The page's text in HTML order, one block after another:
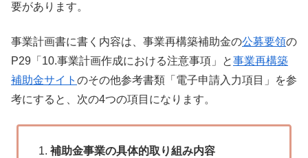
要があります。
事業計画書に書く内容は、事業再構築補助金の公募要領の
P29「10.事業計画作成における注意事項」と事業再構築
補助金サイト のその他参考書類「電子申請入力項目」を参
考にすると、次の4つの項目になります。
補助金事業の具体的取り組み内容